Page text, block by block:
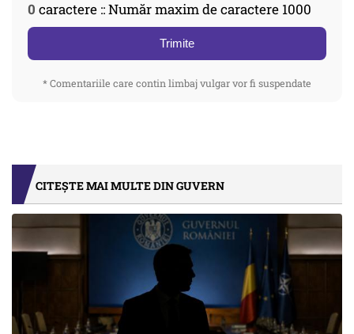
0 caractere :: Număr maxim de caractere 1000
Trimite
* Comentariile care contin limbaj vulgar vor fi suspendate
CITEȘTE MAI MULTE DIN GUVERN